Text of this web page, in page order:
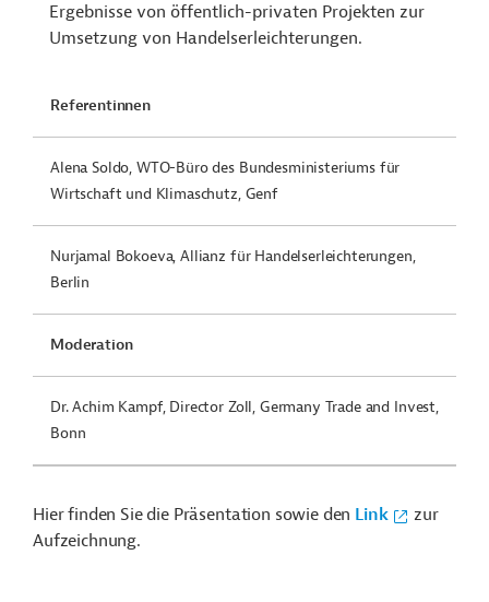
Ergebnisse von öffentlich-privaten Projekten zur
Umsetzung von Handelserleichterungen.
Referentinnen
Alena Soldo, WTO-Büro des Bundesministeriums für
Wirtschaft und Klimaschutz, Genf
Nurjamal Bokoeva, Allianz für Handelserleichterungen,
Berlin
Moderation
Dr. Achim Kampf, Director Zoll, Germany Trade and Invest,
Bonn
Hier finden Sie die Präsentation sowie den Link
zur
Aufzeichnung.